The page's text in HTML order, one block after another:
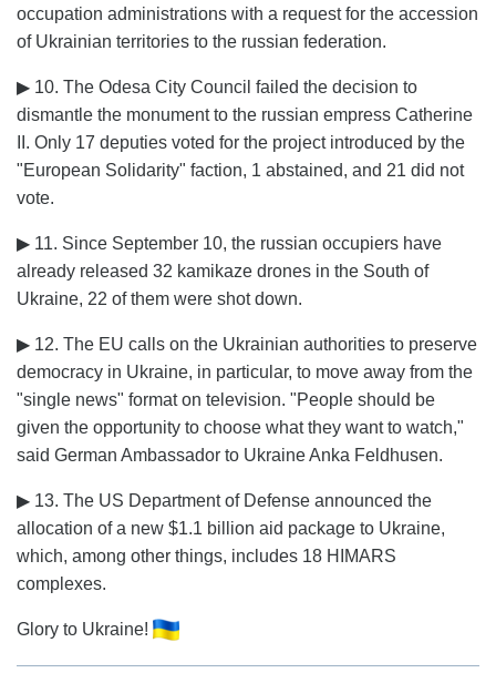
occupation administrations with a request for the accession
of Ukrainian territories to the russian federation.
▶ 10. The Odesa City Council failed the decision to
dismantle the monument to the russian empress Catherine
II. Only 17 deputies voted for the project introduced by the
"European Solidarity" faction, 1 abstained, and 21 did not
vote.
▶ 11. Since September 10, the russian occupiers have
already released 32 kamikaze drones in the South of
Ukraine, 22 of them were shot down.
▶ 12. The EU calls on the Ukrainian authorities to preserve
democracy in Ukraine, in particular, to move away from the
"single news" format on television. "People should be
given the opportunity to choose what they want to watch,"
said German Ambassador to Ukraine Anka Feldhusen.
▶ 13. The US Department of Defense announced the
allocation of a new $1.1 billion aid package to Ukraine,
which, among other things, includes 18 HIMARS
complexes.
Glory to Ukraine!